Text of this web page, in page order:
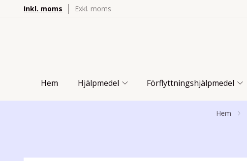
Inkl. moms Exkl. moms
Hem Hjälpmedel Förflyttningshjälpmedel
Hem